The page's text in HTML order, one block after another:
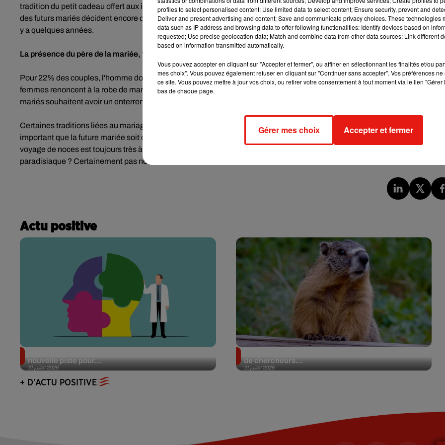
tradition du petit cadeau offert aux invités en fin de soirée par exemple. Parmi les autres vieilles traditions, seulement 16%
des futurs mariés décident encore de porter leur femme pour franchir le seuil de la maison, comme il était courant de le
y a quelques années.
La présence du père de la mariée, toujours très importante
Pour 22% des couples, l'homme doit toujours poser un genou à terre pour faire sa demande à sa future femme. 24% des
femmes renoncent à la robe de mariée classique et surtout à son prix parfois exhorbitant. Et seulement 19% des futurs
mariés souhaitent avoir un enterrement de vie de garçon ou de jeune fille.
Certaines traditions liées au mariage se maintiennent en revanche en 2018. Pour 59% des couples interrogés, il est très
important que la future mariée soit conduite à l'autel par son père. Les agences de voyage n'ont pas de soucis à se faire, le
voyage de noces est toujours très à la mode ! En même temps, qui refuserait de passer 15 jours en amoureux sur une île
paradisiaque ? Certainement pas nous !
Actu positive
31 juillet 2026
nouvelle piste pour...
31 juillet 2026
de chercheurs...
+ D'ACTU POSITIVE
profiles to select personalised content; Use limited data to select content; Ensure security, prevent and
Deliver and present advertising and content; Save and communicate privacy choices. These technologies
data such as IP address and browsing data to offer following functionalities: Identify devices based on
requested; Use precise geolocation data; Match and combine data from other data sources; Link different
based on information transmitted automatically.
Vous pouvez accepter en cliquant sur "Accepter et fermer", ou affiner en sélectionnant les finalités et/ou
mes choix". Vous pouvez également refuser en cliquant sur "Continuer sans accepter". Vos préférences
ce site. Vous pouvez mettre à jour vos choix, ou retirer votre consentement à tout moment via le lien
bas de chaque page.
Gérer mes choix Accepter et fermer